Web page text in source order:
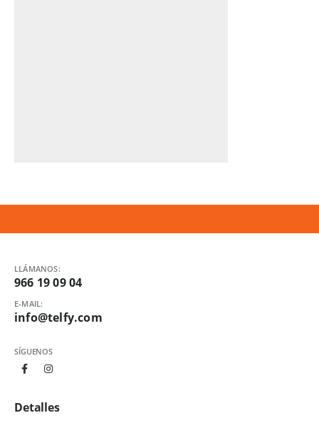
LLÁMANOS:
966 19 09 04
E-MAIL:
info@telfy.com
SÍGUENOS
Detalles